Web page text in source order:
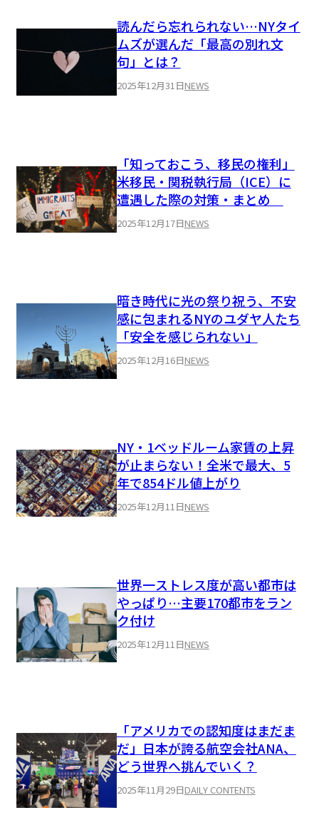
読んだら忘れられない…NYタイ
ムズが選んだ「最高の別れ文
句」とは？
2025年12月31日NEWS
「知っておこう、移民の権利」
米移民・関税執行局（ICE）に
遭遇した際の対策・まとめ
2025年12月17日NEWS
暗き時代に光の祭り祝う、不安
感に包まれるNYのユダヤ人たち
「安全を感じられない」
2025年12月16日NEWS
NY・1ベッドルーム家賃の上昇
が止まらない！全米で最大、5
年で854ドル値上がり
2025年12月11日NEWS
世界一ストレス度が高い都市は
やっぱり…主要170都市をラン
ク付け
2025年12月11日NEWS
「アメリカでの認知度はまだま
だ」日本が誇る航空会社ANA、
どう世界へ挑んでいく？
2025年11月29日DAILY CONTENTS